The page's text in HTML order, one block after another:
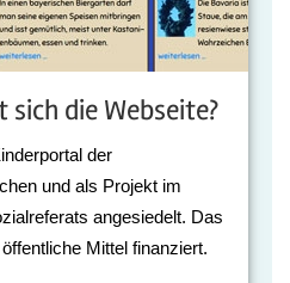
die Webseite?
der
und als Projekt im
angesiedelt. Das
Mittel finanziert.